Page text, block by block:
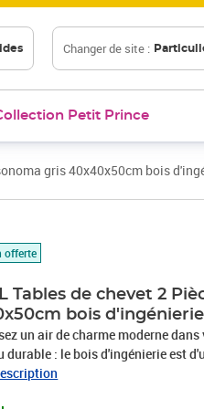
Changer de site :
Petit Prince
gris 40x40x50cm bois
offerte
Tables de chevet 2
bois d'ingénierie
un air de charme moderne
durable : le bois d'ingénierie est
et présente également
63,99 €